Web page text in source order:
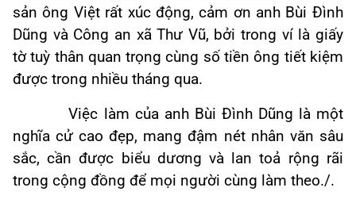
sản ông Việt rất xúc động, cảm ơn anh Bùi Đình
Dũng và Công an xã Thư Vũ, bởi trong ví là giấy
tờ tuỳ thân quan trọng cùng số tiền ông tiết kiệm
được trong nhiều tháng qua.
Việc làm của anh Bùi Đình Dũng là một
nghĩa cử cao đẹp, mang đậm nét nhân văn sâu
sắc, cần được biểu dương và lan toả rộng rãi
trong cộng đồng để mọi người cùng làm theo./.